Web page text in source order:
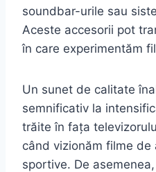
soundbar-urile sau
Aceste accesorii pot
în care experimentăm
Un sunet de calitate
semnificativ la
trăite în fața
când vizionăm filme de
sportive. De